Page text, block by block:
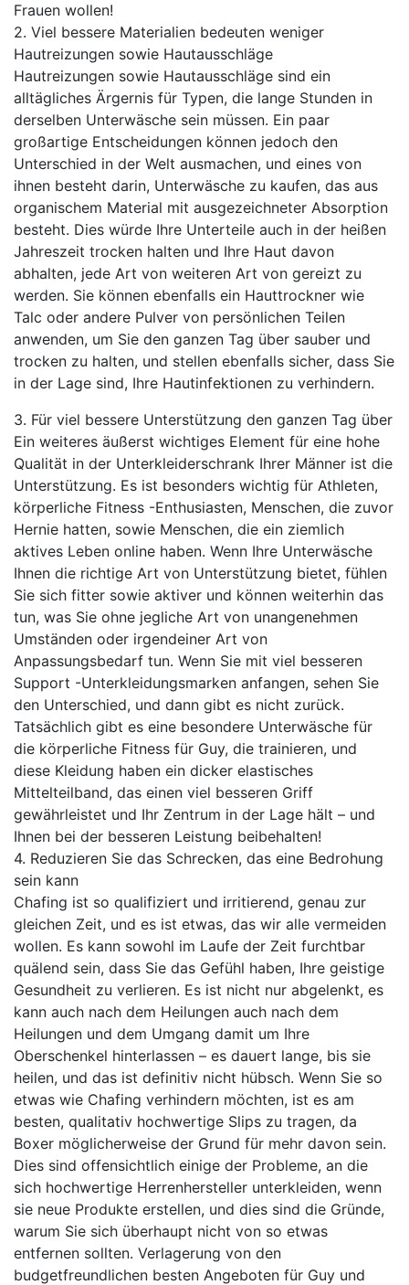
Frauen wollen!
2. Viel bessere Materialien bedeuten weniger
Hautreizungen sowie Hautausschläge
Hautreizungen sowie Hautausschläge sind ein
alltägliches Ärgernis für Typen, die lange Stunden in
derselben Unterwäsche sein müssen. Ein paar
großartige Entscheidungen können jedoch den
Unterschied in der Welt ausmachen, und eines von
ihnen besteht darin, Unterwäsche zu kaufen, das aus
organischem Material mit ausgezeichneter Absorption
besteht. Dies würde Ihre Unterteile auch in der heißen
Jahreszeit trocken halten und Ihre Haut davon
abhalten, jede Art von weiteren Art von gereizt zu
werden. Sie können ebenfalls ein Hauttrockner wie
Talc oder andere Pulver von persönlichen Teilen
anwenden, um Sie den ganzen Tag über sauber und
trocken zu halten, und stellen ebenfalls sicher, dass Sie
in der Lage sind, Ihre Hautinfektionen zu verhindern.
3. Für viel bessere Unterstützung den ganzen Tag über
Ein weiteres äußerst wichtiges Element für eine hohe
Qualität in der Unterkleiderschrank Ihrer Männer ist die
Unterstützung. Es ist besonders wichtig für Athleten,
körperliche Fitness -Enthusiasten, Menschen, die zuvor
Hernie hatten, sowie Menschen, die ein ziemlich
aktives Leben online haben. Wenn Ihre Unterwäsche
Ihnen die richtige Art von Unterstützung bietet, fühlen
Sie sich fitter sowie aktiver und können weiterhin das
tun, was Sie ohne jegliche Art von unangenehmen
Umständen oder irgendeiner Art von
Anpassungsbedarf tun. Wenn Sie mit viel besseren
Support -Unterkleidungsmarken anfangen, sehen Sie
den Unterschied, und dann gibt es nicht zurück.
Tatsächlich gibt es eine besondere Unterwäsche für
die körperliche Fitness für Guy, die trainieren, und
diese Kleidung haben ein dicker elastisches
Mittelteilband, das einen viel besseren Griff
gewährleistet und Ihr Zentrum in der Lage hält – und
Ihnen bei der besseren Leistung beibehalten!
4. Reduzieren Sie das Schrecken, das eine Bedrohung
sein kann
Chafing ist so qualifiziert und irritierend, genau zur
gleichen Zeit, und es ist etwas, das wir alle vermeiden
wollen. Es kann sowohl im Laufe der Zeit furchtbar
quälend sein, dass Sie das Gefühl haben, Ihre geistige
Gesundheit zu verlieren. Es ist nicht nur abgelenkt, es
kann auch nach dem Heilungen auch nach dem
Heilungen und dem Umgang damit um Ihre
Oberschenkel hinterlassen – es dauert lange, bis sie
heilen, und das ist definitiv nicht hübsch. Wenn Sie so
etwas wie Chafing verhindern möchten, ist es am
besten, qualitativ hochwertige Slips zu tragen, da
Boxer möglicherweise der Grund für mehr davon sein.
Dies sind offensichtlich einige der Probleme, an die
sich hochwertige Herrenhersteller unterkleiden, wenn
sie neue Produkte erstellen, und dies sind die Gründe,
warum Sie sich überhaupt nicht von so etwas
entfernen sollten. Verlagerung von den
budgetfreundlichen besten Angeboten für Guy und